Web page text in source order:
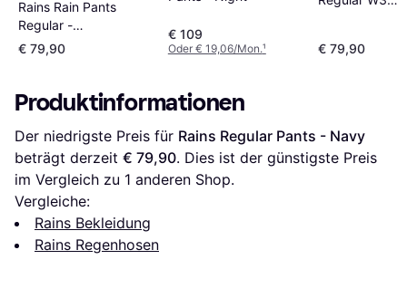
Rains Rain Pants
Regular -
Schwarz/Weiß
€ 79,90
€ 109
Oder € 19,06/Mon.¹
€ 79,90
Produktinformationen
Der niedrigste Preis für Rains Regular Pants - Navy
beträgt derzeit € 79,90. Dies ist der günstigste Preis
im Vergleich zu 1 anderen Shop.
Vergleiche:
Rains Bekleidung
Rains Regenhosen